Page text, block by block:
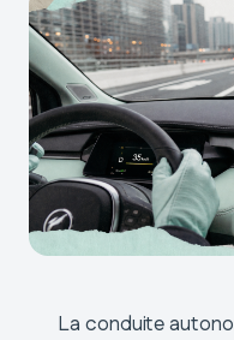
La conduite